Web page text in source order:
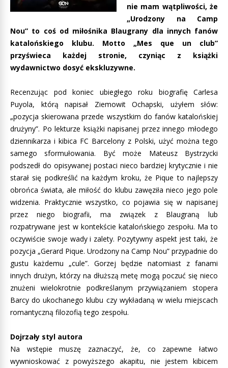
nie mam wątpliwości, że
„Urodzony na Camp
Nou” to coś od miłośnika Blaugrany dla innych fanów
katalońskiego klubu. Motto „Mes que un club”
przyświeca każdej stronie, czyniąc z książki
wydawnictwo dosyć ekskluzywne.
Recenzując pod koniec ubiegłego roku biografię Carlesa
Puyola, którą napisał Ziemowit Ochapski, użyłem słów:
„pozycja skierowana przede wszystkim do fanów katalońskiej
drużyny”. Po lekturze książki napisanej przez innego młodego
dziennikarza i kibica FC Barcelony z Polski, użyć można tego
samego sformułowania. Być może Mateusz Bystrzycki
podszedł do opisywanej postaci nieco bardziej krytycznie i nie
starał się podkreślić na każdym kroku, że Pique to najlepszy
obrońca świata, ale miłość do klubu zawęziła nieco jego pole
widzenia. Praktycznie wszystko, co pojawia się w napisanej
przez niego biografii, ma związek z Blaugraną lub
rozpatrywane jest w kontekście katalońskiego zespołu. Ma to
oczywiście swoje wady i zalety. Pozytywny aspekt jest taki, że
pozycja „Gerard Pique. Urodzony na Camp Nou” przypadnie do
gustu każdemu „cule”. Gorzej będzie natomiast z fanami
innych drużyn, którzy na dłuższą metę mogą poczuć się nieco
znużeni wielokrotnie podkreślanym przywiązaniem stopera
Barcy do ukochanego klubu czy wykładaną w wielu miejscach
romantyczną filozofią tego zespołu.
Dojrzały styl autora
Na wstępie muszę zaznaczyć, że, co zapewne łatwo
wywnioskować z powyższego akapitu, nie jestem kibicem